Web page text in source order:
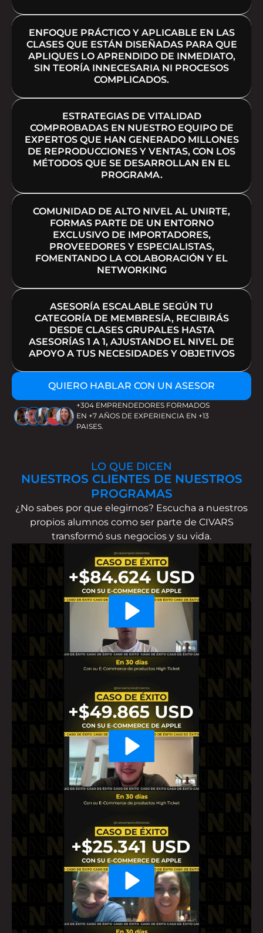
ENFOQUE PRÁCTICO Y APLICABLE EN LAS
CLASES QUE ESTÁN DISEÑADAS PARA QUE
APLIQUES LO APRENDIDO DE INMEDIATO,
SIN TEORÍA INNECESARIA NI PROCESOS
COMPLICADOS.
ESTRATEGIAS DE VITALIDAD
COMPROBADAS EN NUESTRO EQUIPO DE
EXPERTOS QUE HAN GENERADO MILLONES
DE REPRODUCCIONES Y VENTAS, CON LOS
MÉTODOS QUE SE DESARROLLAN EN EL
PROGRAMA.
COMUNIDAD DE ALTO NIVEL AL UNIRTE,
FORMAS PARTE DE UN ENTORNO
EXCLUSIVO DE IMPORTADORES,
PROVEEDORES Y ESPECIALISTAS,
FOMENTANDO LA COLABORACIÓN Y EL
NETWORKING
ASESORÍA ESCALABLE SEGÚN TU
CATEGORÍA DE MEMBRESÍA, RECIBIRÁS
DESDE CLASES GRUPALES HASTA
ASESORÍAS 1 A 1, AJUSTANDO EL NIVEL DE
APOYO A TUS NECESIDADES Y OBJETIVOS
QUIERO HABLAR CON UN ASESOR
+304 EMPRENDEDORES FORMADOS
EN +7 AÑOS DE EXPERIENCIA EN +13
PAISES.
LO QUE DICEN
NUESTROS CLIENTES DE NUESTROS
PROGRAMAS
¿No sabes por que elegirnos? Escucha a nuestros
propios alumnos como ser parte de CIVARS
transformó sus negocios y su vida.